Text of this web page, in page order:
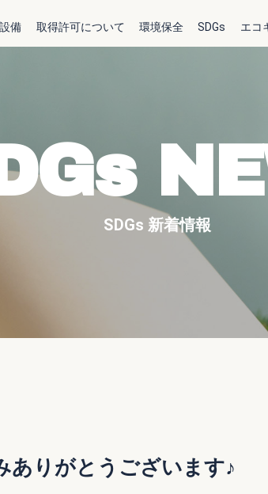
備 取得許可について 環境保全 SDGs エコ
SDGs 新着情報
りがとうございます♪